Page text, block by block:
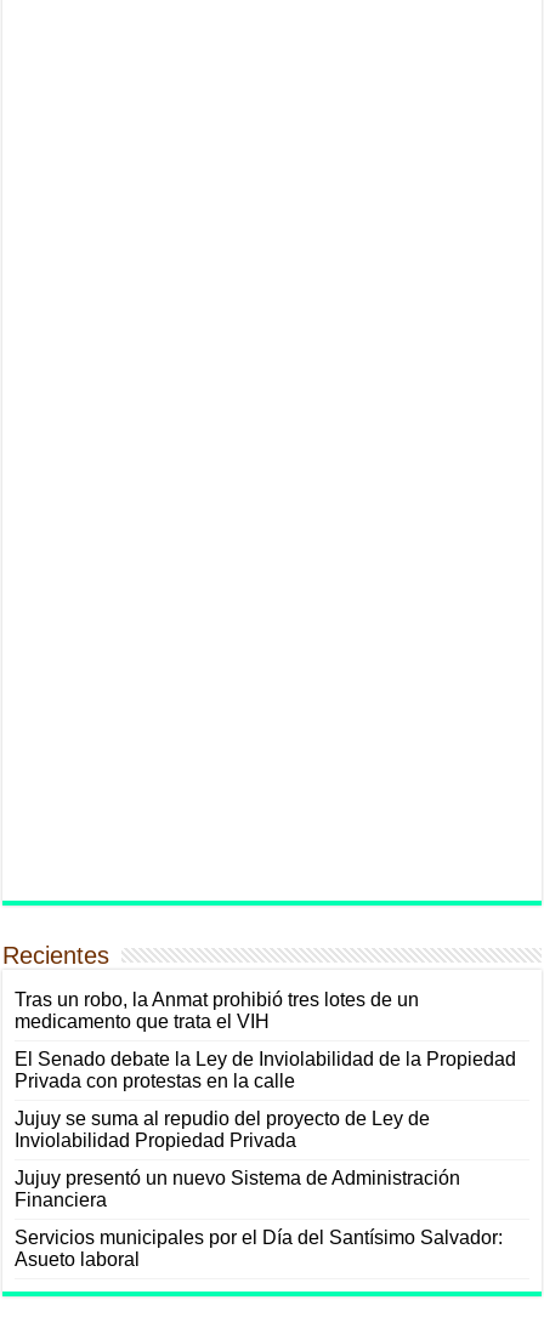
Recientes
Tras un robo, la Anmat prohibió tres lotes de un
medicamento que trata el VIH
El Senado debate la Ley de Inviolabilidad de la Propiedad
Privada con protestas en la calle
Jujuy se suma al repudio del proyecto de Ley de
Inviolabilidad Propiedad Privada
Jujuy presentó un nuevo Sistema de Administración
Financiera
Servicios municipales por el Día del Santísimo Salvador:
Asueto laboral